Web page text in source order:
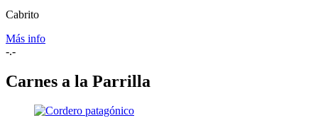
Cabrito
Más info
-.-
Carnes a la Parrilla